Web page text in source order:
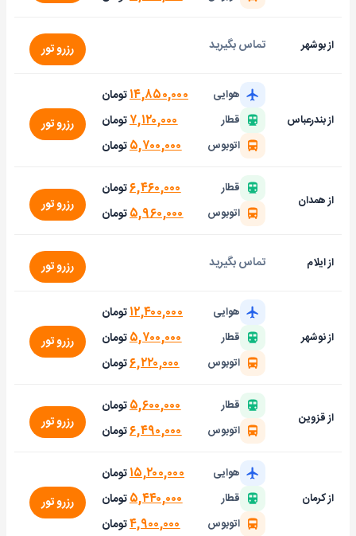
از بوشهر تماس بگیرید رزرو تور
از بندرعباس
هوایی ۱۴,۸۵۰,۰۰۰تومان
قطار ۷,۱۲۰,۰۰۰تومان
اتوبوس ۵,۷۰۰,۰۰۰تومان
رزرو تور
از همدان
قطار ۶,۴۶۰,۰۰۰تومان
اتوبوس ۵,۹۶۰,۰۰۰تومان رزرو تور
از ایلام تماس بگیرید رزرو تور
از نوشهر
هوایی ۱۲,۴۰۰,۰۰۰تومان
قطار ۵,۷۰۰,۰۰۰تومان
اتوبوس ۶,۲۲۰,۰۰۰تومان
رزرو تور
از قزوین
قطار ۵,۶۰۰,۰۰۰تومان
اتوبوس ۶,۴۹۰,۰۰۰تومان رزرو تور
از کرمان
هوایی ۱۵,۲۰۰,۰۰۰تومان
قطار ۵,۴۴۰,۰۰۰تومان
اتوبوس ۴,۹۰۰,۰۰۰تومان
رزرو تور